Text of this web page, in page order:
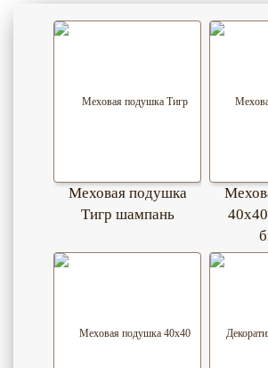
Меховая подушка
Тигр шампань